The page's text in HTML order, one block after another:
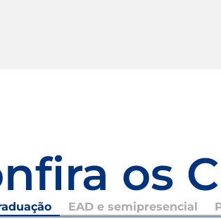
os
EAD e semipresencial